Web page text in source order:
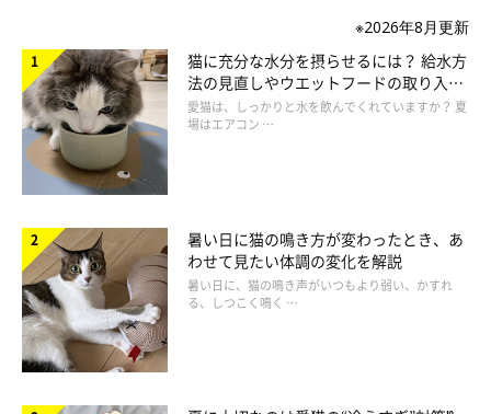
クリスマス時期に出回るポインセチアには有毒な成分が含まれ、
猫が食べると中毒を起こして口周りの腫れ、嘔吐、下痢などの症
状が出ることも。飾らないのがベストですが、どうしても飾るな
ら猫が入れない部屋、届かない場所に。観葉植物や生花にも有毒
なものが多数あるので注意しましょう。
※2026年8月更新
猫に充分な水分を摂らせるには？ 給水方
法の見直しやウエットフードの取り入れ
方を解説
愛猫は、しっかりと水を飲んでくれていますか？ 夏
場はエアコン …
暑い日に猫の鳴き方が変わったとき、あ
わせて見たい体調の変化を解説
暑い日に、猫の鳴き声がいつもより弱い、かすれ
る、しつこく鳴く …